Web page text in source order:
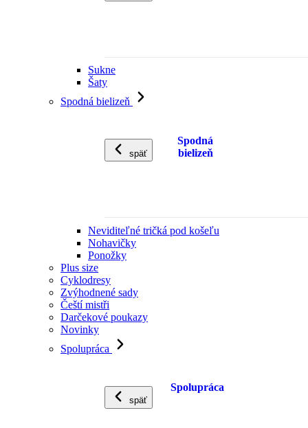
Sukne
Šaty
Spodná bielizeň
späť
Spodná
bielizeň
Neviditeľné tričká pod košeľu
Nohavičky
Ponožky
Plus size
Cyklodresy
Zvýhodnené sady
Čeští mistři
Darčekové poukazy
Novinky
Spolupráca
späť
Spolupráca